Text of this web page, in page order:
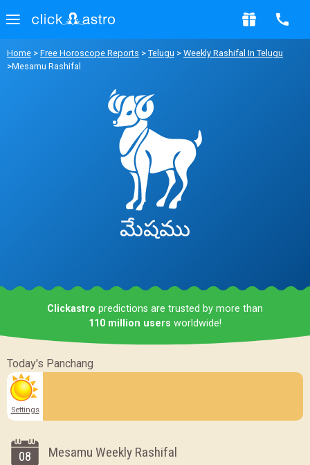
Home > Free Horoscope Reports > Telugu > Weekly Rashifal In Telugu
>Mesamu Rashifal
మేషము
Clickastro predictions are trusted by more than
110 million users worldwide!
Today's Panchang
Settings
08 Mesamu Weekly Rashifal